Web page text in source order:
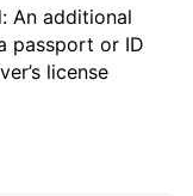
An additional
passport or ID
license